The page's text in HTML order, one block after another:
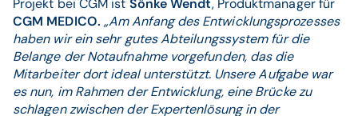
Projekt bei CGM ist Sönke Wendt, Produktmanager für
CGM MEDICO. „Am Anfang des Entwicklungsprozesses
haben wir ein sehr gutes Abteilungssystem für die
Belange der Notaufnahme vorgefunden, das die
Mitarbeiter dort ideal unterstützt. Unsere Aufgabe war
es nun, im Rahmen der Entwicklung, eine Brücke zu
schlagen zwischen der Expertenlösung in der